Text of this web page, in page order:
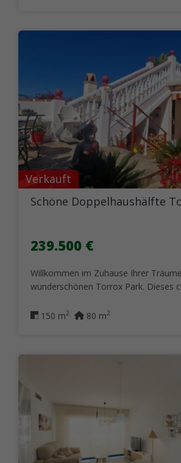
Verkauft
Schöne Doppelhaushälfte
239.500 €
Willkommen im Zuhause Ihrer
wunderschönen Torrox Park. Dieses
150 m2 80 m2